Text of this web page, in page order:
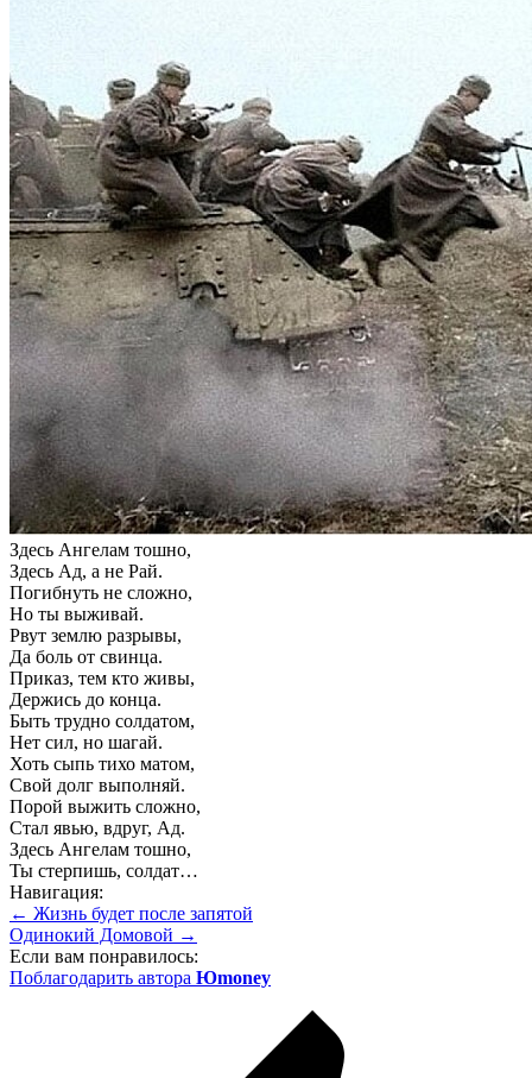
Здесь Ангелам тошно,
Здесь Ад, а не Рай.
Погибнуть не сложно,
Но ты выживай.
Рвут землю разрывы,
Да боль от свинца.
Приказ, тем кто живы,
Держись до конца.
Быть трудно солдатом,
Нет сил, но шагай.
Хоть сыпь тихо матом,
Свой долг выполняй.
Порой выжить сложно,
Стал явью, вдруг, Ад.
Здесь Ангелам тошно,
Ты стерпишь, солдат…
Навигация:
← Жизнь будет после запятой
Одинокий Домовой →
Если вам понравилось:
Поблагодарить автора Юmoney